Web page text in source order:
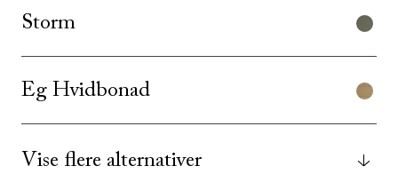
Storm
Eg Hvidbonad
Vise flere alternativer